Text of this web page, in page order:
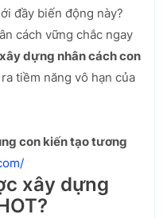
đầy biến động này?
cách vững chắc ngay
dựng nhân cách con
tiềm năng vô hạn của
con kiến tạo tương
xây dựng